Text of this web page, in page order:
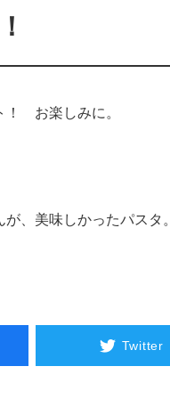
！ お楽しみに。
、美味しかったパスタ。
Twitter